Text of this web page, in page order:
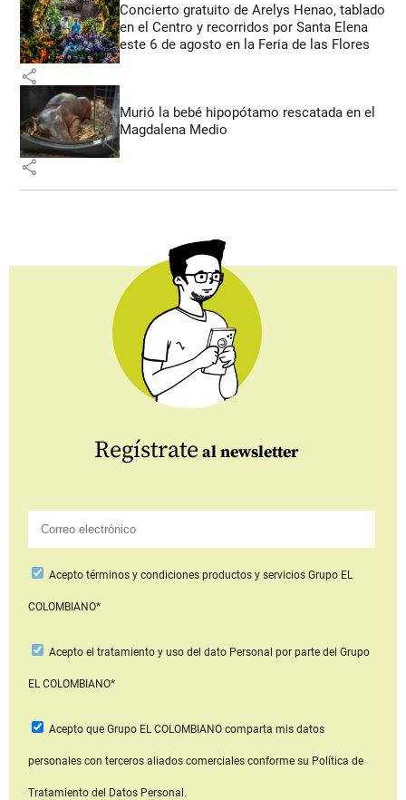
Concierto gratuito de Arelys Henao, tablado
en el Centro y recorridos por Santa Elena
este 6 de agosto en la Feria de las Flores
share
Murió la bebé hipopótamo rescatada en el
Magdalena Medio
share
Regístrate al newsletter
Aceptotérminos y condiciones productos y serviciosGrupo EL
COLOMBIANO*
Acepto el tratamiento y uso del dato Personal por parte del Grupo
EL COLOMBIANO*
Acepto que Grupo EL COLOMBIANOcomparta mis datos
personales con terceros aliados comerciales conforme su Política de
Tratamiento del Datos Personal.